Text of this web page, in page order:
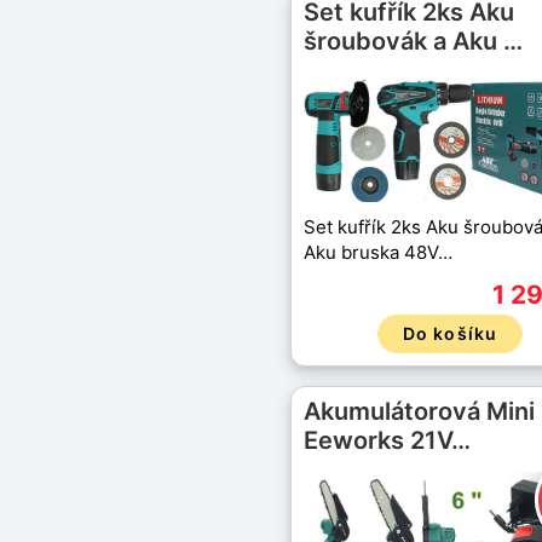
Set kufřík 2ks Aku
šroubovák a Aku …
Set kufřík 2ks Aku
Aku bruska 48V…
1
Do košíku
Akumulátorová Mini
Eeworks 21V…